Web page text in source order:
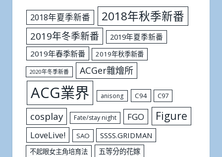
2018年夏季新番 2018年秋季新番
2019年冬季新番
2019年夏季新番
2019年春季新番
2019年秋季新番
2020年冬季新番 ACGer雜燴所
ACG業界 anisong C94 C97
cosplay Fate/stay night FGO Figure
LoveLive! SAO SSSS.GRIDMAN
不起眼女主角培育法 五等分的花嫁